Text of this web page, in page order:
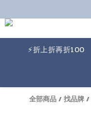
⚡️折上折再折100
全部商品/找品牌/